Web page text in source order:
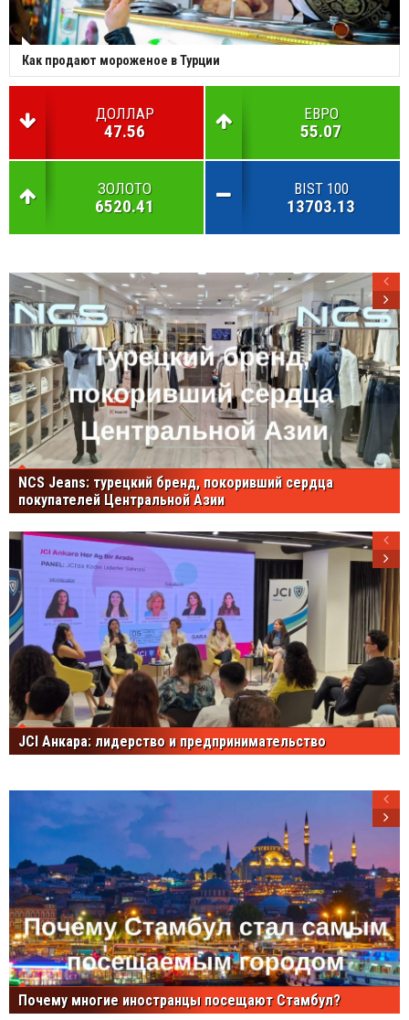
Как продают мороженое в Турции
ДОЛЛАР
47.56
ЕВРО
55.07
ЗОЛОТО
6520.41
BIST 100
13703.13
NCS Jeans: турецкий бренд, покоривший сердца
покупателей Центральной Азии
JCI Анкара: лидерство и предпринимательство
Почему многие иностранцы посещают Стамбул?